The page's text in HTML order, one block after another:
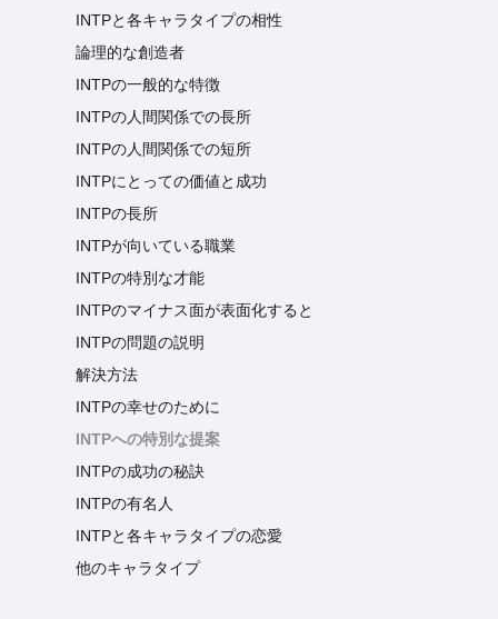
INTPと各キャラタイプの相性
論理的な創造者
INTPの一般的な特徴
INTPの人間関係での長所
INTPの人間関係での短所
INTPにとっての価値と成功
INTPの長所
INTPが向いている職業
INTPの特別な才能
INTPのマイナス面が表面化すると
INTPの問題の説明
解決方法
INTPの幸せのために
INTPへの特別な提案
INTPの成功の秘訣
INTPの有名人
INTPと各キャラタイプの恋愛
他のキャラタイプ